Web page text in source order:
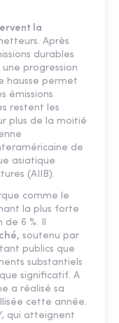
la
Après
durables
progression
hausse permet
émissions
restent les
plus de la moitié
de
asiatique
(AIIB).
comme le
la plus forte
6 %. Il
soutenu par
publics que
substantiels
significatif. A
a réalisé sa
cette année.
qui atteignent